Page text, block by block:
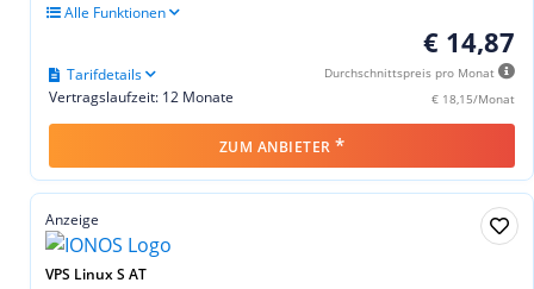
Alle Funktionen
€ 14,87
Durchschnittspreis pro Monat
€ 18,15/Monat
Vertragslaufzeit: 12 Monate
Tarifdetails
ZUM ANBIETER *
Anzeige
VPS Linux S AT